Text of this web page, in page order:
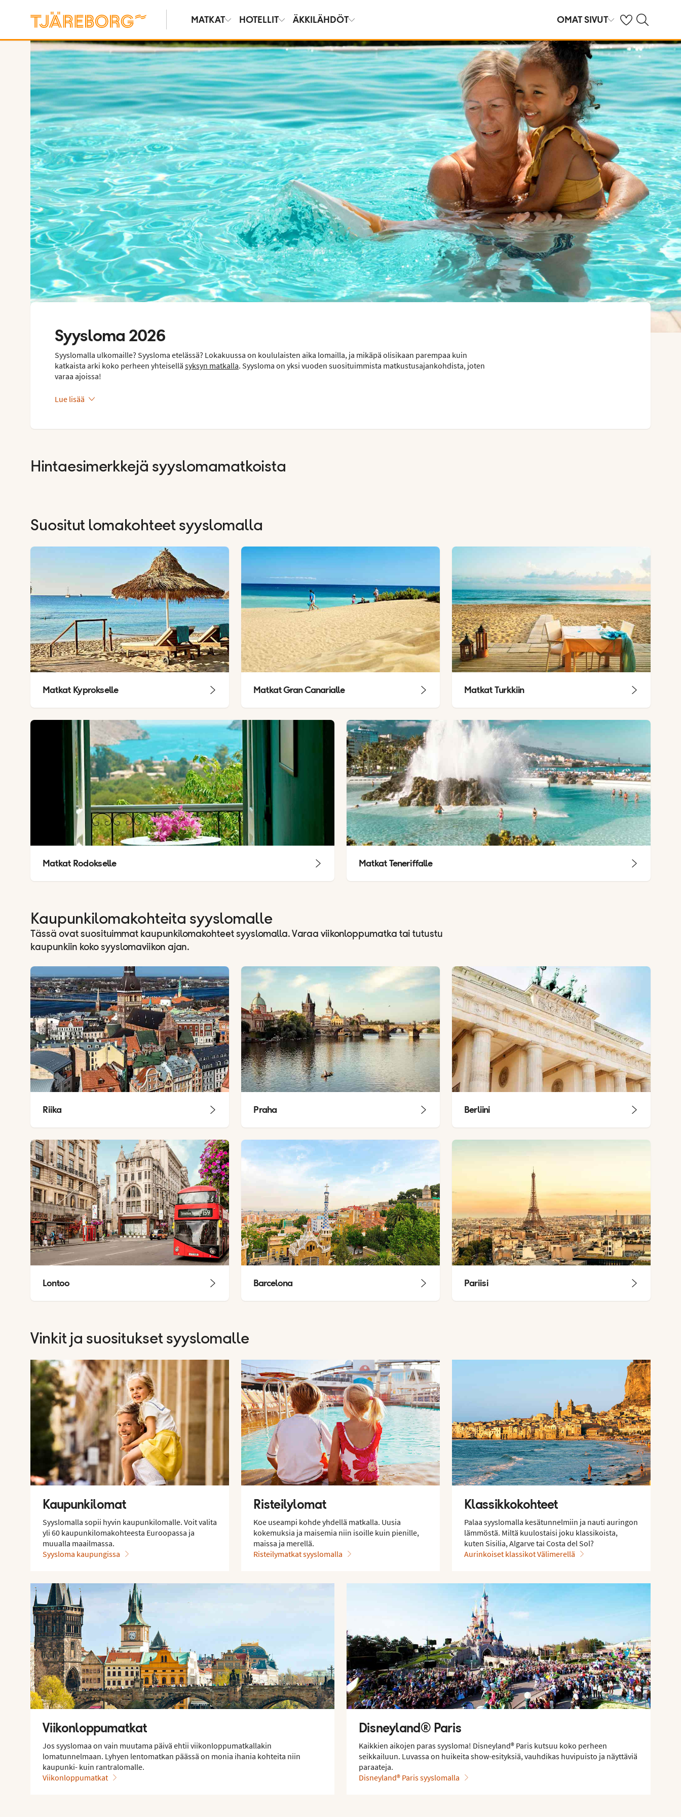
MATKAT HOTELLIT ÄKKILÄHDÖT OMAT SIVUT OmatHaku
Syysloma 2026
Syyslomalla ulkomaille? Syysloma etelässä? Lokakuussa on koululaisten aika lomailla, ja mikäpä olisikaan parempaa kuin
katkaista arki koko perheen yhteisellä syksyn matkalla. Syysloma on yksi vuoden suosituimmista matkustusajankohdista, joten
varaa ajoissa!
Lue lisää
Hintaesimerkkejä syyslomamatkoista
Suositut lomakohteet syyslomalla
Matkat Kyprokselle Matkat Gran Canarialle Matkat Turkkiin
Matkat Rodokselle Matkat Teneriffalle
Kaupunkilomakohteita syyslomalle
Tässä ovat suosituimmat kaupunkilomakohteet syyslomalla. Varaa viikonloppumatka tai tutustu
kaupunkiin koko syyslomaviikon ajan.
Riika Praha Berliini
Lontoo Barcelona Pariisi
Vinkit ja suositukset syyslomalle
Kaupunkilomat
Syyslomalla sopii hyvin kaupunkilomalle. Voit valita
yli 60 kaupunkilomakohteesta Euroopassa ja
muualla maailmassa.
Syysloma kaupungissa
Risteilylomat
Koe useampi kohde yhdellä matkalla. Uusia
kokemuksia ja maisemia niin isoille kuin pienille,
maissa ja merellä.
Risteilymatkat syyslomalla
Klassikkokohteet
Palaa syyslomalla kesätunnelmiin ja nauti auringon
lämmöstä. Miltä kuulostaisi joku klassikoista,
kuten Sisilia, Algarve tai Costa del Sol?
Aurinkoiset klassikot Välimerellä
Viikonloppumatkat
Jos syyslomaa on vain muutama päivä ehtii viikonloppumatkallakin
lomatunnelmaan. Lyhyen lentomatkan päässä on monia ihania kohteita niin
kaupunki- kuin rantralomalle.
Viikonloppumatkat
Disneyland® Paris
Kaikkien aikojen paras syysloma! Disneyland® Paris kutsuu koko perheen
seikkailuun. Luvassa on huikeita show-esityksiä, vauhdikas huvipuisto ja näyttäviä
paraateja.
Disneyland® Paris syyslomalla